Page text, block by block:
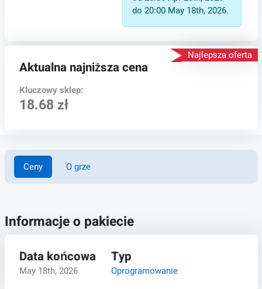
do 20:00 May 18th, 2026.
Najlepsza oferta
Aktualna najniższa cena
Kluczowy sklep:
18.68 zł
Ceny O grze
Informacje o pakiecie
Data końcowa
May 18th, 2026
Typ
Oprogramowanie